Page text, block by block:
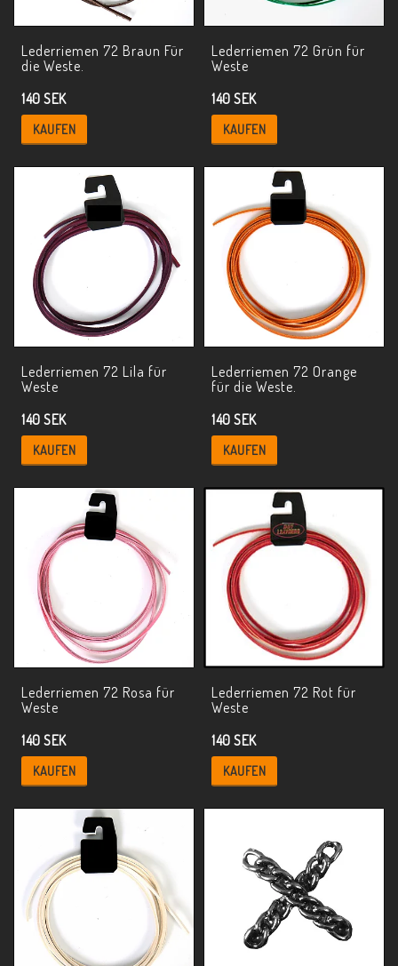
Lederriemen 72 Braun Für
die Weste.
140 SEK
KAUFEN
Lederriemen 72 Grün für
Weste
140 SEK
KAUFEN
Lederriemen 72 Lila für
Weste
140 SEK
KAUFEN
Lederriemen 72 Orange
für die Weste.
140 SEK
KAUFEN
Lederriemen 72 Rosa für
Weste
140 SEK
KAUFEN
Lederriemen 72 Rot für
Weste
140 SEK
KAUFEN